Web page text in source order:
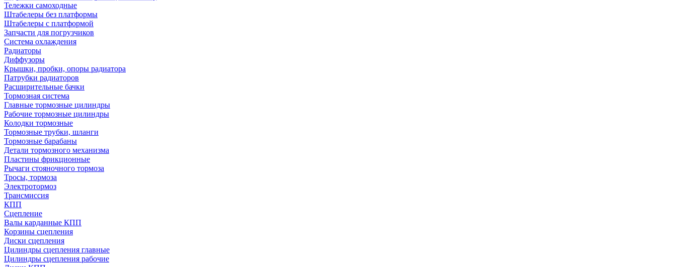
Тележки самоходные
Штабелеры без платформы
Штабелеры с платформой
Запчасти для погрузчиков
Система охлаждения
Радиаторы
Диффузоры
Крышки, пробки, опоры радиатора
Патрубки радиаторов
Расширительные бачки
Тормозная система
Главные тормозные цилиндры
Рабочие тормозные цилиндры
Колодки тормозные
Тормозные трубки, шланги
Тормозные барабаны
Детали тормозного механизма
Пластины фрикционные
Рычаги стояночного тормоза
Тросы, тормоза
Электротормоз
Трансмиссия
КПП
Сцепление
Валы карданные КПП
Корзины сцепления
Диски сцепления
Цилиндры сцепления главные
Цилиндры сцепления рабочие